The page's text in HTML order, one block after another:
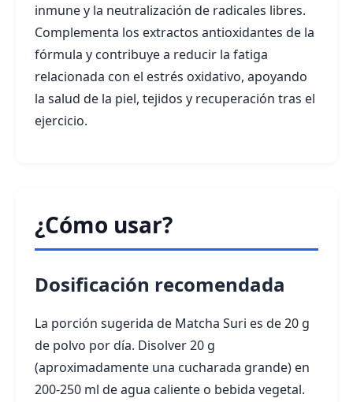
inmune y la neutralización de radicales libres.
Complementa los extractos antioxidantes de la
fórmula y contribuye a reducir la fatiga
relacionada con el estrés oxidativo, apoyando
la salud de la piel, tejidos y recuperación tras el
ejercicio.
¿Cómo usar?
Dosificación recomendada
La porción sugerida de Matcha Suri es de 20 g
de polvo por día. Disolver 20 g
(aproximadamente una cucharada grande) en
200-250 ml de agua caliente o bebida vegetal.